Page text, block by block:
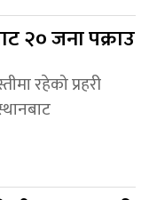
२० जना पक्राउ
रहेको प्रहरी